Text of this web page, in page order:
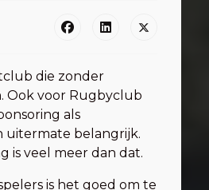
die zonder
Ook voor Rugbyclub
als
uitermate belangrijk.
is veel meer dan dat.
is het goed om te